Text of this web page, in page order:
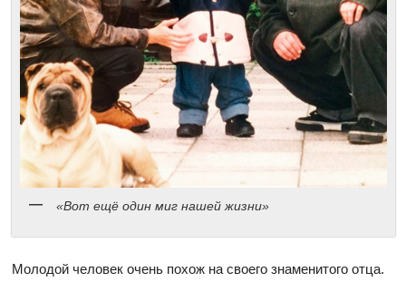
«Вот ещё один миг нашей жизни»
Молодой человек очень похож на своего знаменитого отца.